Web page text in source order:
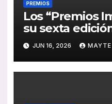
PREMIOS
Los “Premios
su sexta
oportunidades
operadores de
empresas de
JUN 16, 2026 MAYTE